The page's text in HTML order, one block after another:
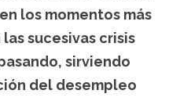
los momentos más
sucesivas crisis
sirviendo
del desempleo